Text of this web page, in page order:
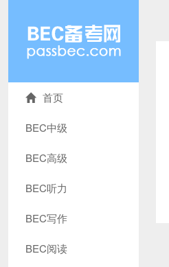
首页
BEC中级
BEC高级
BEC听力
BEC写作
BEC阅读